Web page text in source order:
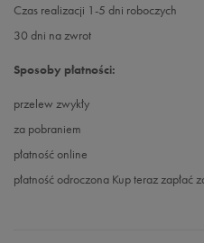
Czas realizacji 1-5 dni roboczych
30 dni na zwrot
Sposoby płatności:
przelew zwykły
za pobraniem
płatność online
płatność odroczona Kup teraz zapłać